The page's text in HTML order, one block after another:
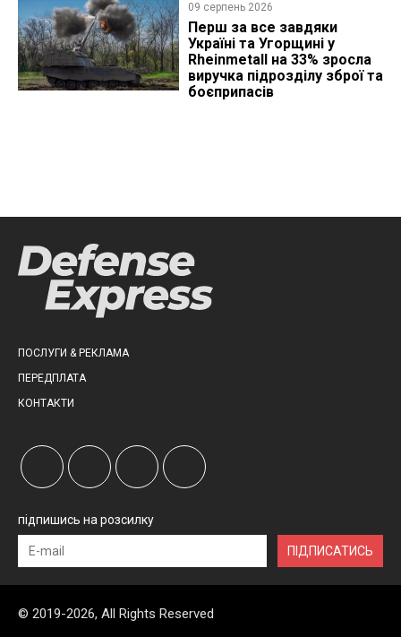
09 серпень 2026
Перш за все завдяки
Україні та Угорщині у
Rheinmetall на 33% зросла
виручка підрозділу зброї та
боєприпасів
ПОСЛУГИ & РЕКЛАМА
ПЕРЕДПЛАТА
КОНТАКТИ
підпишись на розсилку
ПІДПИСАТИСЬ
© 2019-2026, All Rights Reserved